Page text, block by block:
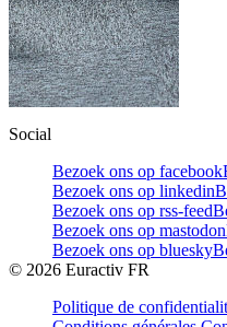
Social
Bezoek ons op facebook
Bezoek ons op linkedin
Bezoek ons op rss-feed
Bezoek ons op mastodon
Bezoek ons op bluesky
© 2026 Euractiv FR
Politique de